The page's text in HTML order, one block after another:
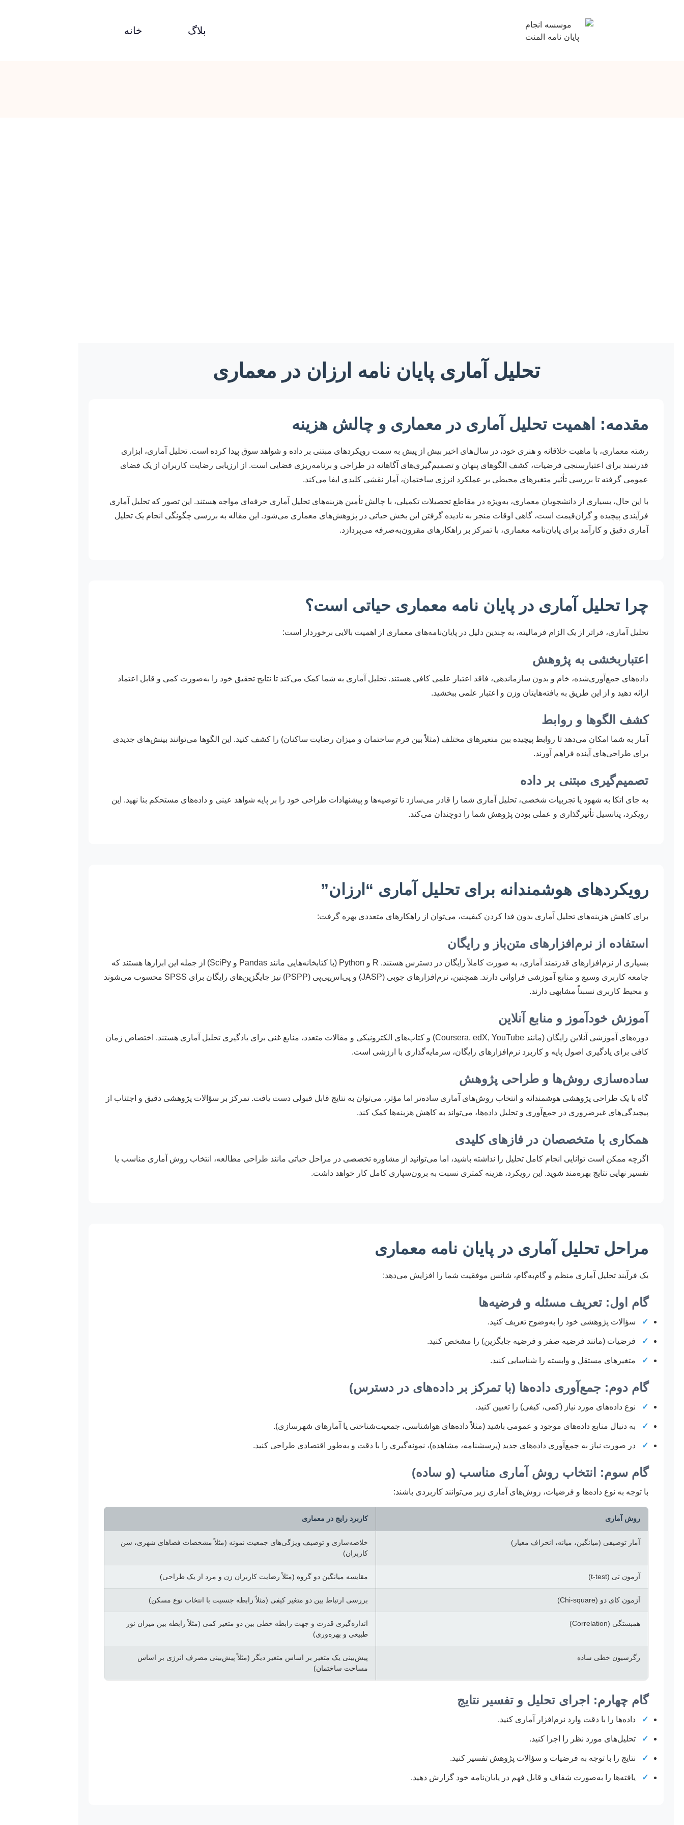
خانه بلاگ
تحلیل آماری پایان نامه ارزان در معماری
مقدمه: اهمیت تحلیل آماری در معماری و چالش هزینه
رشته معماری، با ماهیت خلاقانه و هنری خود، در سال‌های اخیر بیش از پیش به سمت رویکردهای مبتنی بر داده و شواهد سوق پیدا کرده است. تحلیل آماری، ابزاری
قدرتمند برای اعتبارسنجی فرضیات، کشف الگوهای پنهان و تصمیم‌گیری‌های آگاهانه در طراحی و برنامه‌ریزی فضایی است. از ارزیابی رضایت کاربران از یک فضای
عمومی گرفته تا بررسی تأثیر متغیرهای محیطی بر عملکرد انرژی ساختمان، آمار نقشی کلیدی ایفا می‌کند.
با این حال، بسیاری از دانشجویان معماری، به‌ویژه در مقاطع تحصیلات تکمیلی، با چالش تأمین هزینه‌های تحلیل آماری حرفه‌ای مواجه هستند. این تصور که تحلیل آماری
فرآیندی پیچیده و گران‌قیمت است، گاهی اوقات منجر به نادیده گرفتن این بخش حیاتی در پژوهش‌های معماری می‌شود. این مقاله به بررسی چگونگی انجام یک تحلیل
آماری دقیق و کارآمد برای پایان‌نامه معماری، با تمرکز بر راهکارهای مقرون‌به‌صرفه می‌پردازد.
چرا تحلیل آماری در پایان نامه معماری حیاتی است؟
تحلیل آماری، فراتر از یک الزام فرمالیته، به چندین دلیل در پایان‌نامه‌های معماری از اهمیت بالایی برخوردار است:
اعتباربخشی به پژوهش
داده‌های جمع‌آوری‌شده، خام و بدون سازماندهی، فاقد اعتبار علمی کافی هستند. تحلیل آماری به شما کمک می‌کند تا نتایج تحقیق خود را به‌صورت کمی و قابل اعتماد
ارائه دهید و از این طریق به یافته‌هایتان وزن و اعتبار علمی ببخشید.
کشف الگوها و روابط
آمار به شما امکان می‌دهد تا روابط پیچیده بین متغیرهای مختلف (مثلاً بین فرم ساختمان و میزان رضایت ساکنان) را کشف کنید. این الگوها می‌توانند بینش‌های جدیدی
برای طراحی‌های آینده فراهم آورند.
تصمیم‌گیری مبتنی بر داده
به جای اتکا به شهود یا تجربیات شخصی، تحلیل آماری شما را قادر می‌سازد تا توصیه‌ها و پیشنهادات طراحی خود را بر پایه شواهد عینی و داده‌های مستحکم بنا نهید. این
رویکرد، پتانسیل تأثیرگذاری و عملی بودن پژوهش شما را دوچندان می‌کند.
رویکردهای هوشمندانه برای تحلیل آماری “ارزان”
برای کاهش هزینه‌های تحلیل آماری بدون فدا کردن کیفیت، می‌توان از راهکارهای متعددی بهره گرفت:
استفاده از نرم‌افزارهای متن‌باز و رایگان
بسیاری از نرم‌افزارهای قدرتمند آماری، به صورت کاملاً رایگان در دسترس هستند. R و Python (با کتابخانه‌هایی مانند Pandas و SciPy) از جمله این ابزارها هستند که
جامعه کاربری وسیع و منابع آموزشی فراوانی دارند. همچنین، نرم‌افزارهای جوبی (JASP) و پی‌اس‌پی‌پی (PSPP) نیز جایگزین‌های رایگان برای SPSS محسوب می‌شوند
و محیط کاربری نسبتاً مشابهی دارند.
آموزش خودآموز و منابع آنلاین
دوره‌های آموزشی آنلاین رایگان (مانند Coursera, edX, YouTube) و کتاب‌های الکترونیکی و مقالات متعدد، منابع غنی برای یادگیری تحلیل آماری هستند. اختصاص زمان
کافی برای یادگیری اصول پایه و کاربرد نرم‌افزارهای رایگان، سرمایه‌گذاری با ارزشی است.
ساده‌سازی روش‌ها و طراحی پژوهش
گاه با یک طراحی پژوهشی هوشمندانه و انتخاب روش‌های آماری ساده‌تر اما مؤثر، می‌توان به نتایج قابل قبولی دست یافت. تمرکز بر سؤالات پژوهشی دقیق و اجتناب از
پیچیدگی‌های غیرضروری در جمع‌آوری و تحلیل داده‌ها، می‌تواند به کاهش هزینه‌ها کمک کند.
همکاری با متخصصان در فازهای کلیدی
اگرچه ممکن است توانایی انجام کامل تحلیل را نداشته باشید، اما می‌توانید از مشاوره تخصصی در مراحل حیاتی مانند طراحی مطالعه، انتخاب روش آماری مناسب یا
تفسیر نهایی نتایج بهره‌مند شوید. این رویکرد، هزینه کمتری نسبت به برون‌سپاری کامل کار خواهد داشت.
مراحل تحلیل آماری در پایان نامه معماری
یک فرآیند تحلیل آماری منظم و گام‌به‌گام، شانس موفقیت شما را افزایش می‌دهد:
گام اول: تعریف مسئله و فرضیه‌ها
✓ سؤالات پژوهشی خود را به‌وضوح تعریف کنید.
✓ فرضیات (مانند فرضیه صفر و فرضیه جایگزین) را مشخص کنید.
✓ متغیرهای مستقل و وابسته را شناسایی کنید.
گام دوم: جمع‌آوری داده‌ها (با تمرکز بر داده‌های در دسترس)
✓ نوع داده‌های مورد نیاز (کمی، کیفی) را تعیین کنید.
✓ به دنبال منابع داده‌های موجود و عمومی باشید (مثلاً داده‌های هواشناسی، جمعیت‌شناختی یا آمارهای شهرسازی).
✓ در صورت نیاز به جمع‌آوری داده‌های جدید (پرسشنامه، مشاهده)، نمونه‌گیری را با دقت و به‌طور اقتصادی طراحی کنید.
گام سوم: انتخاب روش آماری مناسب (و ساده)
با توجه به نوع داده‌ها و فرضیات، روش‌های آماری زیر می‌توانند کاربردی باشند:
روش آماری کاربرد رایج در معماری
آمار توصیفی (میانگین، میانه، انحراف معیار)
خلاصه‌سازی و توصیف ویژگی‌های جمعیت نمونه (مثلاً مشخصات فضاهای شهری، سن
کاربران)
آزمون تی (t-test) مقایسه میانگین دو گروه (مثلاً رضایت کاربران زن و مرد از یک طراحی)
آزمون کای دو (Chi-square) بررسی ارتباط بین دو متغیر کیفی (مثلاً رابطه جنسیت با انتخاب نوع مسکن)
همبستگی (Correlation)
اندازه‌گیری قدرت و جهت رابطه خطی بین دو متغیر کمی (مثلاً رابطه بین میزان نور
طبیعی و بهره‌وری)
رگرسیون خطی ساده
پیش‌بینی یک متغیر بر اساس متغیر دیگر (مثلاً پیش‌بینی مصرف انرژی بر اساس
مساحت ساختمان)
گام چهارم: اجرای تحلیل و تفسیر نتایج
✓ داده‌ها را با دقت وارد نرم‌افزار آماری کنید.
✓ تحلیل‌های مورد نظر را اجرا کنید.
✓ نتایج را با توجه به فرضیات و سؤالات پژوهش تفسیر کنید.
✓ یافته‌ها را به‌صورت شفاف و قابل فهم در پایان‌نامه خود گزارش دهید.